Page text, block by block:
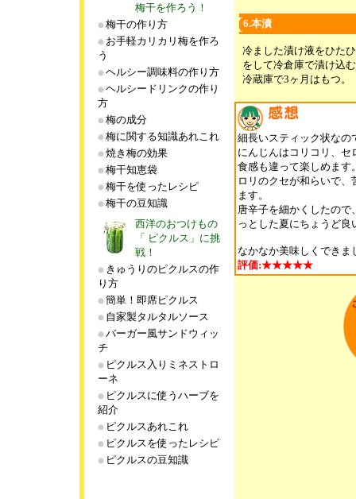
梅干を作ろう！
梅干の作り方
お手軽カリカリ梅を作ろ
う
ヘルシー調味料の作り方
ヘルシードリンクの作り
方
梅の成分
梅に関する知識あれこれ
焼き梅の効果
梅干知恵袋
梅干を使ったレシピ
梅干の豆知識
西洋のおつけもの
「 ピクルス」に挑
戦！
きゅうりのピクルスの作
り方
簡単！即席ピクルス
自家製タルタルソース
バーガー風サンドウィッ
チ
ピクルス入りミネストロ
ーネ
ピクルスに使うハーブを
紹介
ピクルスあれこれ
ピクルスを使ったレシピ
ピクルスの豆知識
6.本漬
冷ました漬け液をひた
をして冷倉庫で漬け込
冷蔵庫で3ヶ月はもつ。
細長いスティック状なの
にんじんはコリコリ、
食感も違って楽しめます
ロリのクセが和らいで
ます。
唐辛子を細かくしたの
っとした夏にちょうど
なかなか美味しくできま
評価:★★★★★